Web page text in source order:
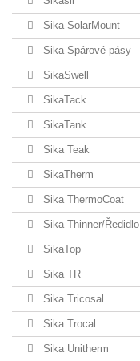
Sika SolarMount
Sika Spárové pásy
SikaSwell
SikaTack
SikaTank
Sika Teak
SikaTherm
Sika ThermoCoat
Sika Thinner/Ředidlo
SikaTop
Sika TR
Sika Tricosal
Sika Trocal
Sika Unitherm